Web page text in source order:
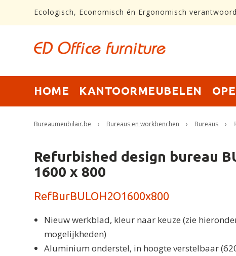
Ecologisch, Economisch én Ergonomisch verantwoord
HOME KANTOORMEUBELEN
Bureaumeubilair.be › Bureaus en workbenchen › Bureaus ›
Refurbished design bureau
1600 x 800
RefBurBULOH2O1600x800
Nieuw werkblad, kleur naar keuze (zie
mogelijkheden)
Aluminium onderstel, in hoogte verstelbaar